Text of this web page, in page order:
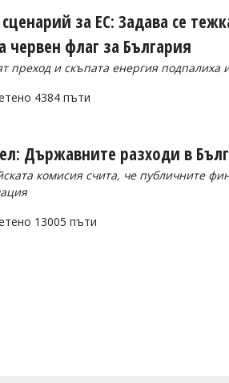
за ЕС: Задава се
червен флаг за България
преход и скъпата енергия
4384 пъти
Държавните разходи в
комисия счита, че публичните
13005 пъти